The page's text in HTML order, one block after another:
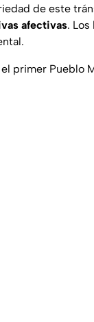
de este
afectivas.
primer Pueblo